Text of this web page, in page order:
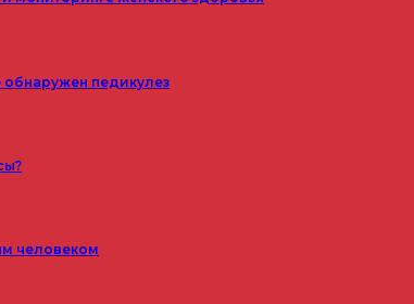
обнаружен педикулез
человеком